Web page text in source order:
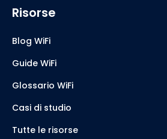
Risorse
Blog WiFi
Guide WiFi
Glossario WiFi
Casi di studio
Tutte le risorse